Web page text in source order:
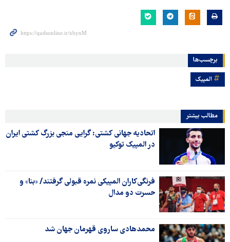
برچسب‌ها
المپیک
مطالب بیشتر
اتحادیه جهانی کشتی: گرایی منجی بزرگ کشتی ایران
در المپیک توکیو
فرنگی‌کاران المپیکی نمره قبولی گرفتند/ «بنا» و
حسرت دو مدال
محمدهادی ساروی قهرمان جهان شد